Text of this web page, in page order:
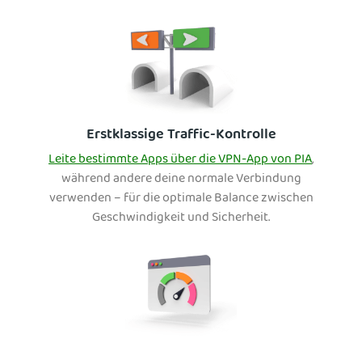
Erstklassige Traffic-Kontrolle
Leite bestimmte Apps über die VPN-App von PIA,
während andere deine normale Verbindung
verwenden – für die optimale Balance zwischen
Geschwindigkeit und Sicherheit.